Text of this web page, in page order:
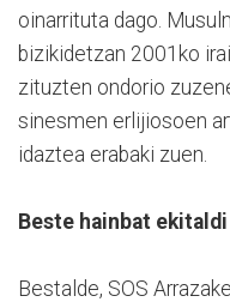
oinarrituta dago.
bizikidetzan 2001ko
zituzten ondorio
sinesmen erlijiosoen
idaztea erabaki zuen.
Beste hainbat ekitaldi
Bestalde, SOS